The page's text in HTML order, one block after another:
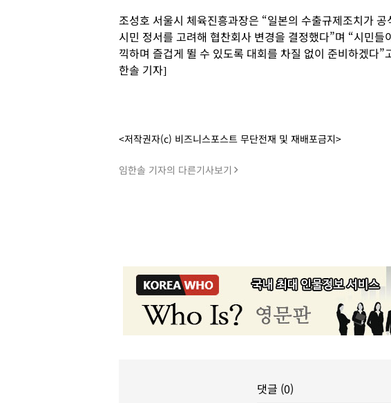
조성호 서울시 체육진흥과장은 “일본의 수출규제조치가
시민 정서를 고려해 협찬회사 변경을 결정했다”며 “시민
끽하며 즐겁게 뛸 수 있도록 대회를 차질 없이 준비하겠다”
한솔 기자]
<저작권자(c) 비즈니스포스트 무단전재 및 재배포금지>
임한솔 기자의 다른기사보기
댓글 (0)